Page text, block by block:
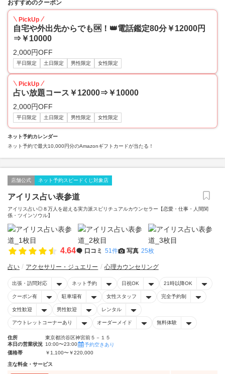
おすすめのクーポン
PickUp
自宅や外出先からでも🆗！👑電話鑑定80分￥12000円
⇒￥10000
2,000円OFF
平日限定 土日限定 男性限定 女性限定
PickUp
占い放題コース￥12000⇒￥10000
2,000円OFF
平日限定 土日限定 男性限定 女性限定
ネット予約カレンダー
ネット予約で最大10,000円分のAmazonギフトカードが当たる！
店舗公式 ネット予約スピードくじ対象店
アイリス占い表参道
アイリス占い◎８万人を超える実力派スピリチュアルカウンセラー【恋愛・仕事・人間関
係・ツインソウル】
4.64 口コミ 51件 写真 25枚
占い アクセサリー・ジュエリー 心理カウンセリング
出張・訪問対応 ネット予約 日祝OK 21時以降OK
クーポン有 駐車場有 女性スタッフ 完全予約制
女性歓迎 男性歓迎 レンタル
アウトレットコーナーあり オーダーメイド 無料体験
住所
東京都渋谷区神宮前５－１５
本日の営業状況 10:00〜23:00
予約空きあり
価格帯
￥1,100〜￥220,000
主な料金・サービス